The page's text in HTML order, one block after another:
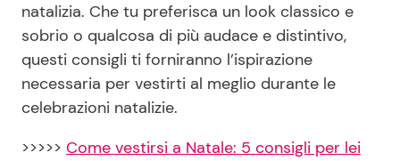
natalizia. Che tu preferisca un look classico e
sobrio o qualcosa di più audace e distintivo,
questi consigli ti forniranno l’ispirazione
necessaria per vestirti al meglio durante le
celebrazioni natalizie.
>>>>> Come vestirsi a Natale: 5 consigli per lei